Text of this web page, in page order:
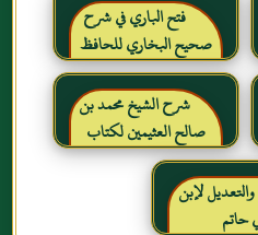
فتح الباري في شرح
صحيح البخاري للحافظ
ابن حجر العسقلاني
شرح الشيخ محمد بن
صالح العثيمين لكتاب
رياض الصالحين للإمام
النووي رحمهم الله تعالى
لإبن
حاتم